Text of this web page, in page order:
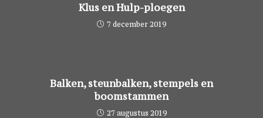
Klus en Hulp-ploegen
7 december 2019
Balken, steunbalken, stempels en
boomstammen
27 augustus 2019